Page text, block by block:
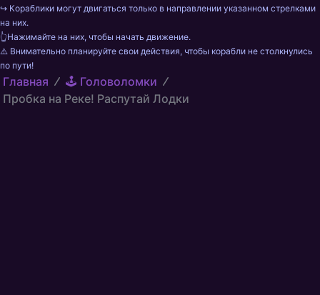
↪️ Кораблики могут двигаться только в направлении указанном стрелками
на них.
👆Нажимайте на них, чтобы начать движение.
⚠️ Внимательно планируйте свои действия, чтобы корабли не столкнулись
по пути!
Главная
🕹️ Головоломки
Пробка на Реке! Распутай Лодки